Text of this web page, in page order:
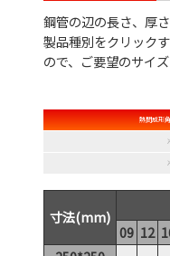
鋼管の辺の長さ、厚
製品種別をクリック
ので、ご要望のサイ
熱間成形
寸法(mm)
09 12